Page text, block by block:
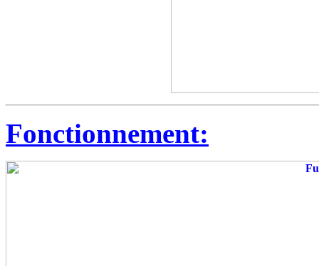
Fonctionnement: